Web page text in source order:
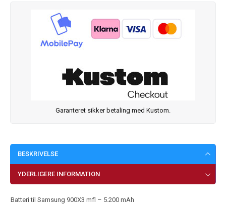
Garanteret sikker betaling med Kustom.
BESKRIVELSE
YDERLIGERE INFORMATION
Batteri til Samsung 900X3 mfl – 5.200 mAh